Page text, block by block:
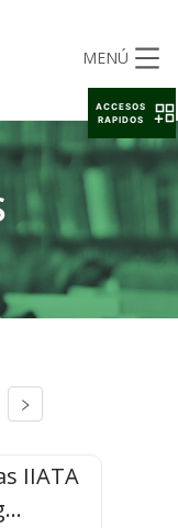
MENÚ
IIATA
ACCESOS
RAPIDOS